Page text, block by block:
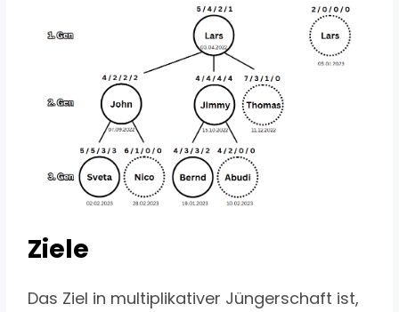
Ziele
Das Ziel in multiplikativer Jüngerschaft ist,